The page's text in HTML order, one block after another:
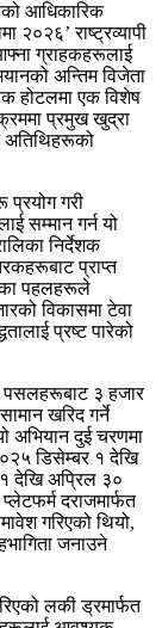
आधिकारिक
२०२६’ राष्ट्रव्यापी
ग्राहकहरूलाई
अन्तिम विजेता
होटलमा एक विशेष
प्रमुख खुद्रा
अतिथिहरूको
प्रयोग गरी
सम्मान गर्न यो
निर्देशक
प्राप्त
पहलहरूले
विकासमा टेवा
प्रष्ट पारेको
पसलहरूबाट ३ हजार
खरिद गर्ने
अभियान दुई चरणमा
डिसेम्बर १ देखि
देखि अप्रिल ३०
दराजमार्फत
गरिएको थियो,
जनाउने
लकी ड्रमार्फत